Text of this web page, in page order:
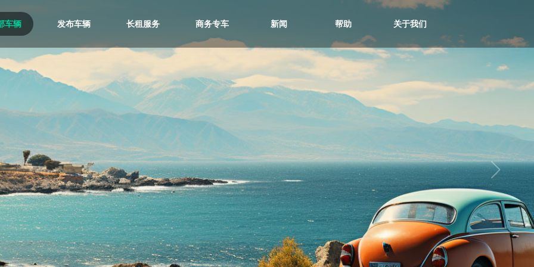
车辆 发布车辆 长租服务 商务专车 新闻 帮助 关于我们